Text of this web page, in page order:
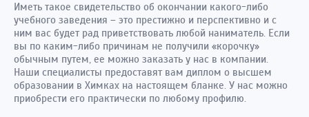
Иметь такое свидетельство об окончании какого-либо
учебного заведения – это престижно и перспективно и с
ним вас будет рад приветствовать любой наниматель. Если
вы по каким-либо причинам не получили «корочку»
обычным путем, ее можно заказать у нас в компании.
Наши специалисты предоставят вам диплом о высшем
образовании в Химках на настоящем бланке. У нас можно
приобрести его практически по любому профилю.